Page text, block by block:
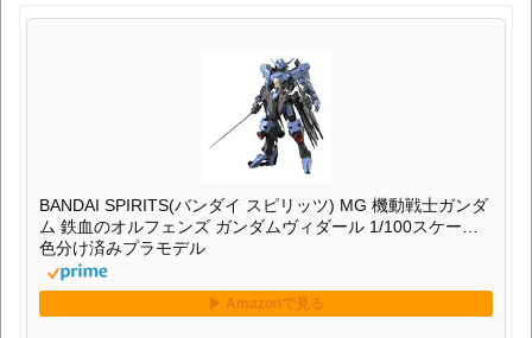
BANDAI SPIRITS(バンダイ スピリッツ) MG 機動戦士ガンダ
ム 鉄血のオルフェンズ ガンダムヴィダール 1/100スケール
色分け済みプラモデル